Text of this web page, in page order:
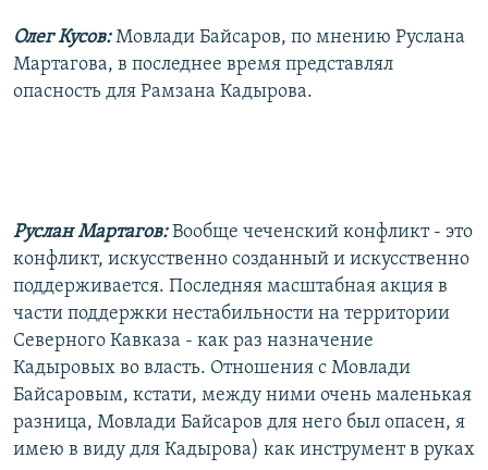
Олег Кусов: Мовлади Байсаров, по мнению Руслана
Мартагова, в последнее время представлял
опасность для Рамзана Кадырова.
Руслан Мартагов: Вообще чеченский конфликт - это
конфликт, искусственно созданный и искусственно
поддерживается. Последняя масштабная акция в
части поддержки нестабильности на территории
Северного Кавказа - как раз назначение
Кадыровых во власть. Отношения с Мовлади
Байсаровым, кстати, между ними очень маленькая
разница, Мовлади Байсаров для него был опасен, я
имею в виду для Кадырова) как инструмент в руках